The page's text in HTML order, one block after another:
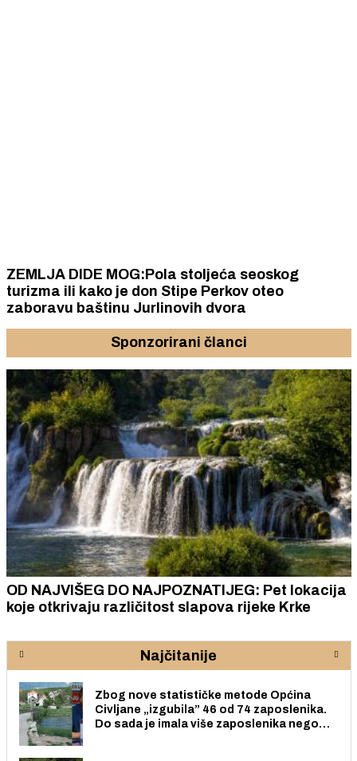
ZEMLJA DIDE MOG:Pola stoljeća seoskog
turizma ili kako je don Stipe Perkov oteo
zaboravu baštinu Jurlinovih dvora
Sponzorirani članci
OD NAJVIŠEG DO NAJPOZNATIJEG: Pet lokacija
koje otkrivaju različitost slapova rijeke Krke
Najčitanije
Zbog nove statističke metode Općina
Civljane „izgubila” 46 od 74 zaposlenika.
Do sada je imala više zaposlenika nego